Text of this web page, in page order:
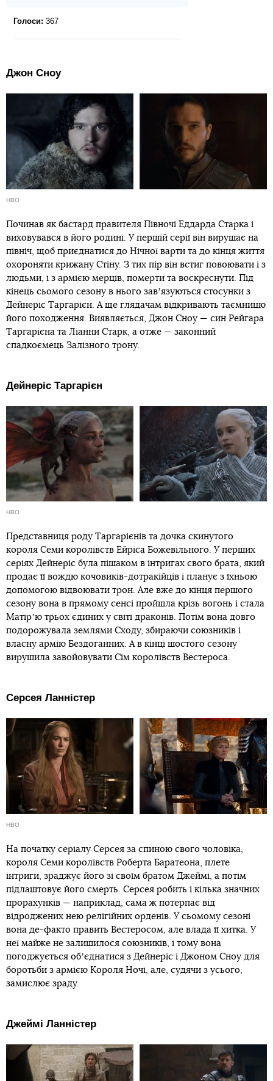
Голоси: 367
Джон Сноу
HBO
Починав як бастард правителя Півночі Еддарда Старка і
виховувався в його родині. У першій серії він вирушає на
північ, щоб приєднатися до Нічної варти та до кінця життя
охороняти крижану Стіну. З тих пір він встиг повоювати і з
людьми, і з армією мерців, померти та воскреснути. Під
кінець сьомого сезону в нього завʼязуються стосунки з
Дейнеріс Таргарієн. А ще глядачам відкривають таємницю
його походження. Виявляється, Джон Сноу — син Рейгара
Таргарієна та Ліанни Старк, а отже — законний
спадкоємець Залізного трону.
Дейнеріс Таргарієн
HBO
Представниця роду Таргарієнів та дочка скинутого
короля Семи королівств Ейріса Божевільного. У перших
серіях Дейнеріс була пішаком в інтригах свого брата, який
продає її вождю кочовиків-дотракійців і планує з їхньою
допомогою відвоювати трон. Але вже до кінця першого
сезону вона в прямому сенсі пройшла крізь вогонь і стала
Матірʼю трьох єдиних у світі драконів. Потім вона довго
подорожувала землями Сходу, збираючи союзників і
власну армію Бездоганних. А в кінці шостого сезону
вирушила завойовувати Сім королівств Вестероса.
Серсея Ланністер
HBO
На початку серіалу Серсея за спиною свого чоловіка,
короля Семи королівств Роберта Баратеона, плете
інтриги, зраджує його зі своїм братом Джеймі, а потім
підлаштовує його смерть. Серсея робить і кілька значних
прорахунків — наприклад, сама ж потерпає від
відроджених нею релігійних орденів. У сьомому сезоні
вона де-факто править Вестеросом, але влада її хитка. У
неї майже не залишилося союзників, і тому вона
погоджується обʼєднатися з Дейнеріс і Джоном Сноу для
боротьби з армією Короля Ночі, але, судячи з усього,
замислює зраду.
Джеймі Ланністер